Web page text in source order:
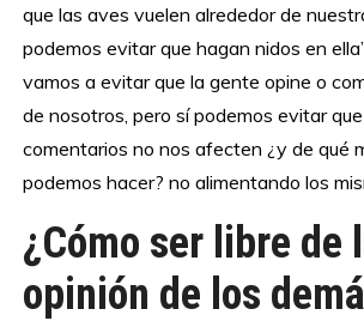
que las aves vuelen alrededor de
podemos evitar que hagan nidos en
vamos a evitar que la gente opine o
de nosotros, pero sí podemos evitar
comentarios no nos afecten ¿y de qué
podemos hacer? no alimentando los
¿Cómo ser libre de
opinión de los